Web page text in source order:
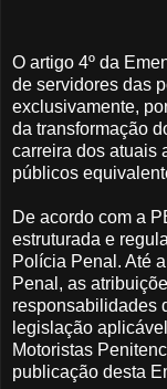
O artigo 4º da
de servidores das
exclusivamente,
da transformação
carreira dos atuais
públicos
De acordo com a
estruturada e
Polícia Penal. Até
Penal, as
responsabilidades
legislação
Motoristas
publicação desta